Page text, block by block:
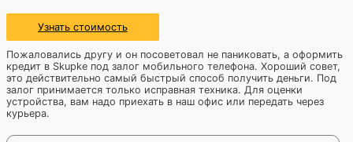
Узнать стоимость
Пожаловались другу и он посоветовал не паниковать, а оформить
кредит в Skupke под залог мобильного телефона. Хороший совет,
это действительно самый быстрый способ получить деньги. Под
залог принимается только исправная техника. Для оценки
устройства, вам надо приехать в наш офис или передать через
курьера.